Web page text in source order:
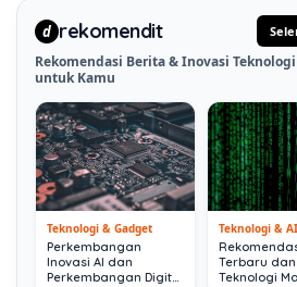
d rekomendit
Rekomendasi Berita & Inovasi
untuk Kamu
Teknologi & Gadget
Perkembangan
Inovasi AI dan
Perkembangan Digital
Teknologi & AI
Terbaru dan
Teknologi